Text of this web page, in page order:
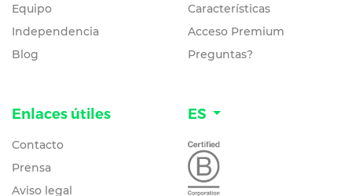
Equipo
Independencia
Blog
Características
Acceso Premium
Preguntas?
Enlaces útiles
Contacto
Prensa
Aviso legal
ES